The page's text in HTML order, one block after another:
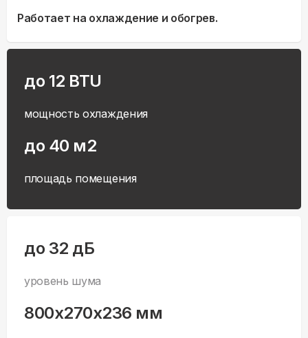
Работает на охлаждение и обогрев.
до 12 BTU
мощность охлаждения
до 40 м2
площадь помещения
до 32 дБ
уровень шума
800x270x236 мм